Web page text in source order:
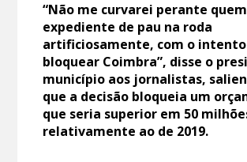
“Não me curvarei perante
expediente de pau na roda
artificiosamente, com o
bloquear Coimbra”, disse o
município aos jornalistas,
que a decisão bloqueia um
que seria superior em 50
relativamente ao de 2019.